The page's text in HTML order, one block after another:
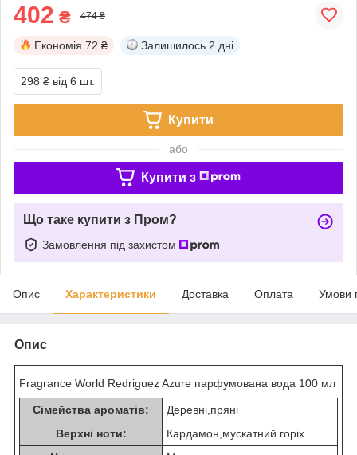
402 ₴ 474 ₴
Економія 72 ₴ Залишилось 2 дні
298 ₴ від 6 шт.
Купити
або
Купити з
Що таке купити з Пром?
Замовлення під захистом
Опис Характеристики Доставка Оплата Умови
Опис
Fragrance World Redriguez Azure парфумована вода 100 мл
Сімейства ароматів:
Деревні,пряні
Верхні ноти:
Кардамон,мускатний горіх